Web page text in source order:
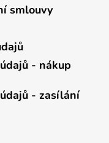
smlouvy
- nákup
- zasílání